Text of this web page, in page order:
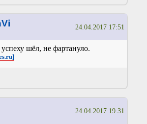
24.04.2017 17:51
шёл, не фартануло.
24.04.2017 19:31